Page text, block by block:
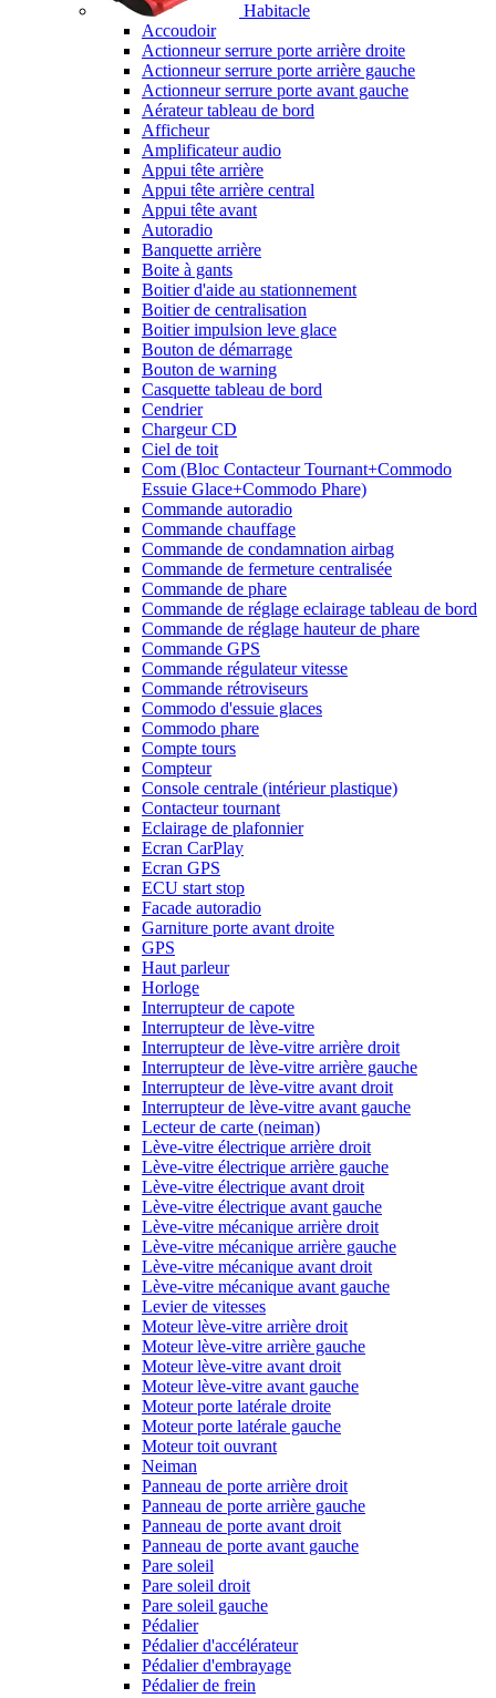
Habitacle
Accoudoir
Actionneur serrure porte arrière droite
Actionneur serrure porte arrière gauche
Actionneur serrure porte avant gauche
Aérateur tableau de bord
Afficheur
Amplificateur audio
Appui tête arrière
Appui tête arrière central
Appui tête avant
Autoradio
Banquette arrière
Boite à gants
Boitier d'aide au stationnement
Boitier de centralisation
Boitier impulsion leve glace
Bouton de démarrage
Bouton de warning
Casquette tableau de bord
Cendrier
Chargeur CD
Ciel de toit
Com (Bloc Contacteur Tournant+Commodo
Essuie Glace+Commodo Phare)
Commande autoradio
Commande chauffage
Commande de condamnation airbag
Commande de fermeture centralisée
Commande de phare
Commande de réglage eclairage tableau de bord
Commande de réglage hauteur de phare
Commande GPS
Commande régulateur vitesse
Commande rétroviseurs
Commodo d'essuie glaces
Commodo phare
Compte tours
Compteur
Console centrale (intérieur plastique)
Contacteur tournant
Eclairage de plafonnier
Ecran CarPlay
Ecran GPS
ECU start stop
Facade autoradio
Garniture porte avant droite
GPS
Haut parleur
Horloge
Interrupteur de capote
Interrupteur de lève-vitre
Interrupteur de lève-vitre arrière droit
Interrupteur de lève-vitre arrière gauche
Interrupteur de lève-vitre avant droit
Interrupteur de lève-vitre avant gauche
Lecteur de carte (neiman)
Lève-vitre électrique arrière droit
Lève-vitre électrique arrière gauche
Lève-vitre électrique avant droit
Lève-vitre électrique avant gauche
Lève-vitre mécanique arrière droit
Lève-vitre mécanique arrière gauche
Lève-vitre mécanique avant droit
Lève-vitre mécanique avant gauche
Levier de vitesses
Moteur lève-vitre arrière droit
Moteur lève-vitre arrière gauche
Moteur lève-vitre avant droit
Moteur lève-vitre avant gauche
Moteur porte latérale droite
Moteur porte latérale gauche
Moteur toit ouvrant
Neiman
Panneau de porte arrière droit
Panneau de porte arrière gauche
Panneau de porte avant droit
Panneau de porte avant gauche
Pare soleil
Pare soleil droit
Pare soleil gauche
Pédalier
Pédalier d'accélérateur
Pédalier d'embrayage
Pédalier de frein